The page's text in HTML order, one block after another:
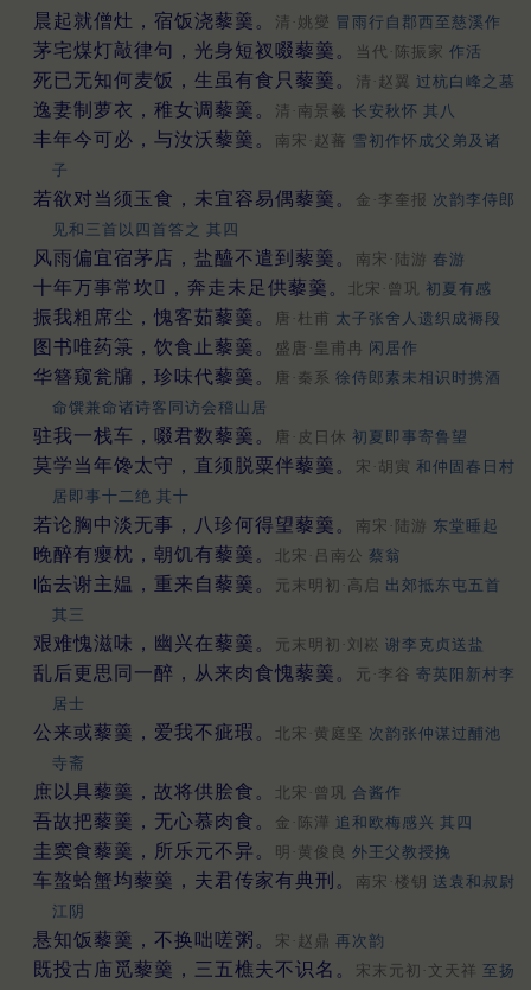
晨起就僧灶，宿饭浇藜羹。 清·姚燮 冒雨行自郡西至慈溪作
茅宅煤灯敲律句，光身短衩啜藜羹。 当代·陈振家 作活
死已无知何麦饭，生虽有食只藜羹。 清·赵翼 过杭白峰之墓
逸妻制萝衣，稚女调藜羹。 清·南景羲 长安秋怀 其八
丰年今可必，与汝沃藜羹。 南宋·赵蕃 雪初作怀成父弟及诸
子
若欲对当须玉食，未宜容易偶藜羹。 金·李奎报 次韵李侍郎
见和三首以四首答之 其四
风雨偏宜宿茅店，盐醯不遣到藜羹。 南宋·陆游 春游
十年万事常坎𡒄，奔走未足供藜羹。 北宋·曾巩 初夏有感
振我粗席尘，愧客茹藜羹。 唐·杜甫 太子张舍人遗织成褥段
图书唯药箓，饮食止藜羹。 盛唐·皇甫冉 闲居作
华簪窥瓮牖，珍味代藜羹。 唐·秦系 徐侍郎素未相识时携酒
命馔兼命诸诗客同访会稽山居
驻我一栈车，啜君数藜羹。 唐·皮日休 初夏即事寄鲁望
莫学当年馋太守，直须脱粟伴藜羹。 宋·胡寅 和仲固春日村
居即事十二绝 其十
若论胸中淡无事，八珍何得望藜羹。 南宋·陆游 东堂睡起
晚醉有瘿枕，朝饥有藜羹。 北宋·吕南公 蔡翁
临去谢主媪，重来自藜羹。 元末明初·高启 出郊抵东屯五首
其三
艰难愧滋味，幽兴在藜羹。 元末明初·刘崧 谢李克贞送盐
乱后更思同一醉，从来肉食愧藜羹。 元·李谷 寄英阳新村李
居士
公来或藜羹，爱我不疵瑕。 北宋·黄庭坚 次韵张仲谋过酺池
寺斋
庶以具藜羹，故将供脍食。 北宋·曾巩 合酱作
吾故把藜羹，无心慕肉食。 金·陈澕 追和欧梅感兴 其四
圭窦食藜羹，所乐元不异。 明·黄俊良 外王父教授挽
车螯蛤蟹均藜羹，夫君传家有典刑。 南宋·楼钥 送袁和叔尉
江阴
悬知饭藜羹，不换咄嗟粥。 宋·赵鼎 再次韵
既投古庙觅藜羹，三五樵夫不识名。 宋末元初·文天祥 至扬